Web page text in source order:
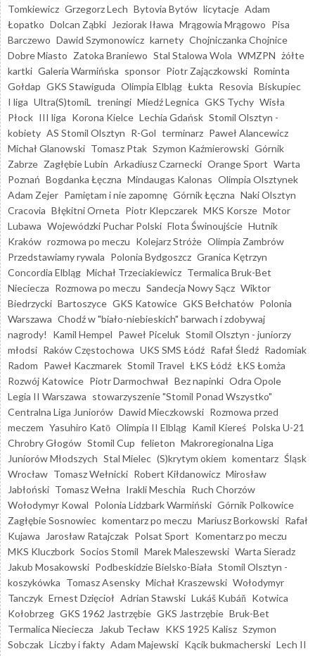
Tomkiewicz Grzegorz Lech Bytovia Bytów licytacje Adam
Łopatko Dolcan Ząbki Jeziorak Iława Mrągowia Mrągowo Pisa
Barczewo Dawid Szymonowicz karnety Chojniczanka Chojnice
Dobre Miasto Zatoka Braniewo Stal Stalowa Wola WMZPN żółte
kartki Galeria Warmińska sponsor Piotr Zajączkowski Rominta
Gołdap GKS Stawiguda Olimpia Elbląg Łukta Resovia Biskupiec
I liga Ultra(S)tomiL treningi Miedź Legnica GKS Tychy Wisła
Płock III liga Korona Kielce Lechia Gdańsk Stomil Olsztyn -
kobiety AS Stomil Olsztyn R-Gol terminarz Paweł Alancewicz
Michał Glanowski Tomasz Ptak Szymon Kaźmierowski Górnik
Zabrze Zagłębie Lubin Arkadiusz Czarnecki Orange Sport Warta
Poznań Bogdanka Łęczna Mindaugas Kalonas Olimpia Olsztynek
Adam Zejer Pamiętam i nie zapomnę Górnik Łęczna Naki Olsztyn
Cracovia Błękitni Orneta Piotr Klepczarek MKS Korsze Motor
Lubawa Wojewódzki Puchar Polski Flota Świnoujście Hutnik
Kraków rozmowa po meczu Kolejarz Stróże Olimpia Zambrów
Przedstawiamy rywala Polonia Bydgoszcz Granica Kętrzyn
Concordia Elbląg Michał Trzeciakiewicz Termalica Bruk-Bet
Nieciecza Rozmowa po meczu Sandecja Nowy Sącz Wiktor
Biedrzycki Bartoszyce GKS Katowice GKS Bełchatów Polonia
Warszawa Chodź w "biało-niebieskich" barwach i zdobywaj
nagrody!
Kamil Hempel Paweł Piceluk Stomil Olsztyn - juniorzy
młodsi Raków Częstochowa UKS SMS Łódź Rafał Śledź Radomiak
Radom Paweł Kaczmarek Stomil Travel ŁKS Łódź ŁKS Łomża
Rozwój Katowice Piotr Darmochwał Bez napinki Odra Opole
Legia II Warszawa stowarzyszenie "Stomil Ponad Wszystko"
Centralna Liga Juniorów Dawid Mieczkowski Rozmowa przed
meczem Yasuhiro Katō Olimpia II Elbląg Kamil Kiereś Polska U-21
Chrobry Głogów Stomil Cup felieton Makroregionalna Liga
Juniorów Młodszych Stal Mielec (S)krytym okiem komentarz Śląsk
Wrocław Tomasz Wełnicki Robert Kiłdanowicz Mirosław
Jabłoński Tomasz Wełna Irakli Meschia Ruch Chorzów
Wołodymyr Kowal Polonia Lidzbark Warmiński Górnik Polkowice
Zagłębie Sosnowiec komentarz po meczu Mariusz Borkowski Rafał
Kujawa
Jarosław Ratajczak Polsat Sport Komentarz po meczu
MKS Kluczbork Socios Stomil Marek Maleszewski Warta Sieradz
Jakub Mosakowski Podbeskidzie Bielsko-Biała Stomil Olsztyn -
koszykówka Tomasz Asensky Michał Kraszewski Wołodymyr
Tanczyk Ernest Dzięcioł Adrian Stawski Lukáš Kubáň Kotwica
Kołobrzeg GKS 1962 Jastrzębie GKS Jastrzębie Bruk-Bet
Termalica Nieciecza
Jakub Tecław KKS 1925 Kalisz Szymon
Sobczak Liczby i fakty Adam Majewski Kącik bukmacherski Lech II